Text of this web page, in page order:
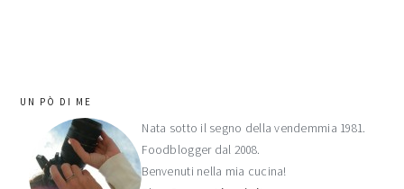
barra
laterale
primaria
UN PÒ DI ME
Nata sotto il segno della vendemmia 1981.
Foodblogger dal 2008.
Benvenuti nella mia cucina!